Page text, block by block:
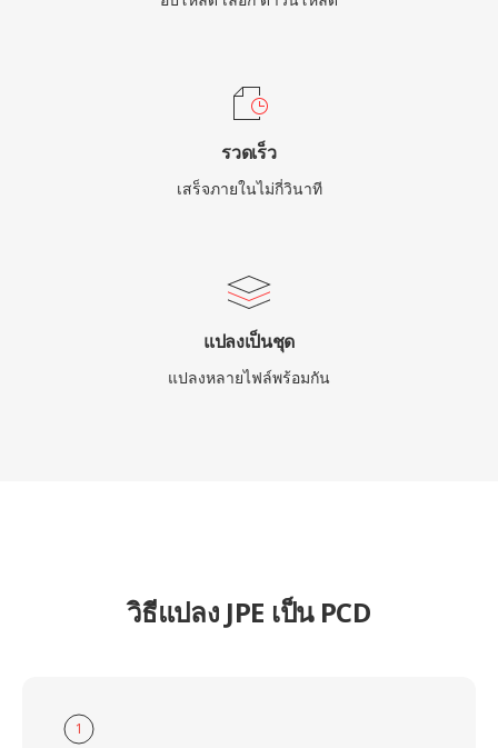
รวดเร็ว
เสร็จภายในไม่กี่วินาที
แปลงเป็นชุด
แปลงหลายไฟล์พร้อมกัน
วิธีแปลง JPE เป็น PCD
1